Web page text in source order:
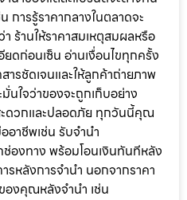
การรู้ราคากลางในตลาดจะ
ร้านให้ราคาสมเหตุสมผลหรือ
ดก่อนเซ็น อ่านเงื่อนไขทุกครั้ง
ารชัดเจนและให้ลูกค้าถ่ายภาพ
มั่นใจว่าของจะถูกเก็บอย่าง
ดวกและปลอดภัย ทุกวันนี้คุณ
อาชีพเช่น รับจำนำ
องทาง พร้อมโอนเงินทันทีหลัง
รหลังการจำนำ นอกจากราคา
งคุณหลังจำนำ เช่น